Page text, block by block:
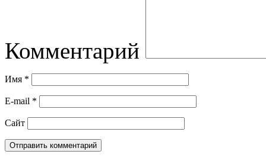
Комментарий
Имя *
E-mail *
Сайт